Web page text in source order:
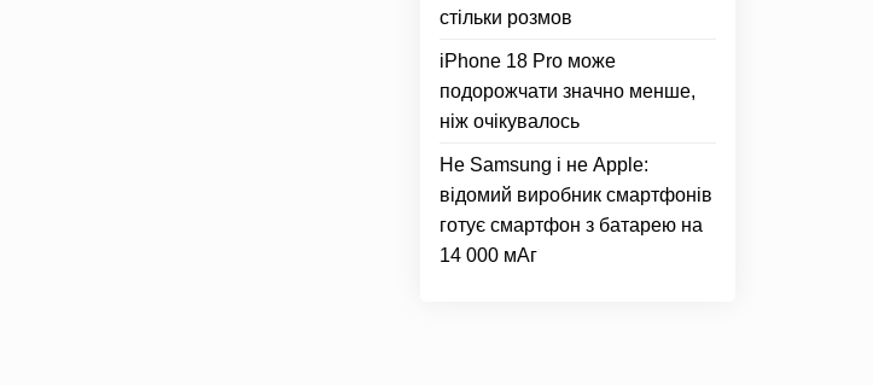
стільки розмов
iPhone 18 Pro може
подорожчати значно менше,
ніж очікувалось
Не Samsung і не Apple:
відомий виробник смартфонів
готує смартфон з батарею на
14 000 мАг